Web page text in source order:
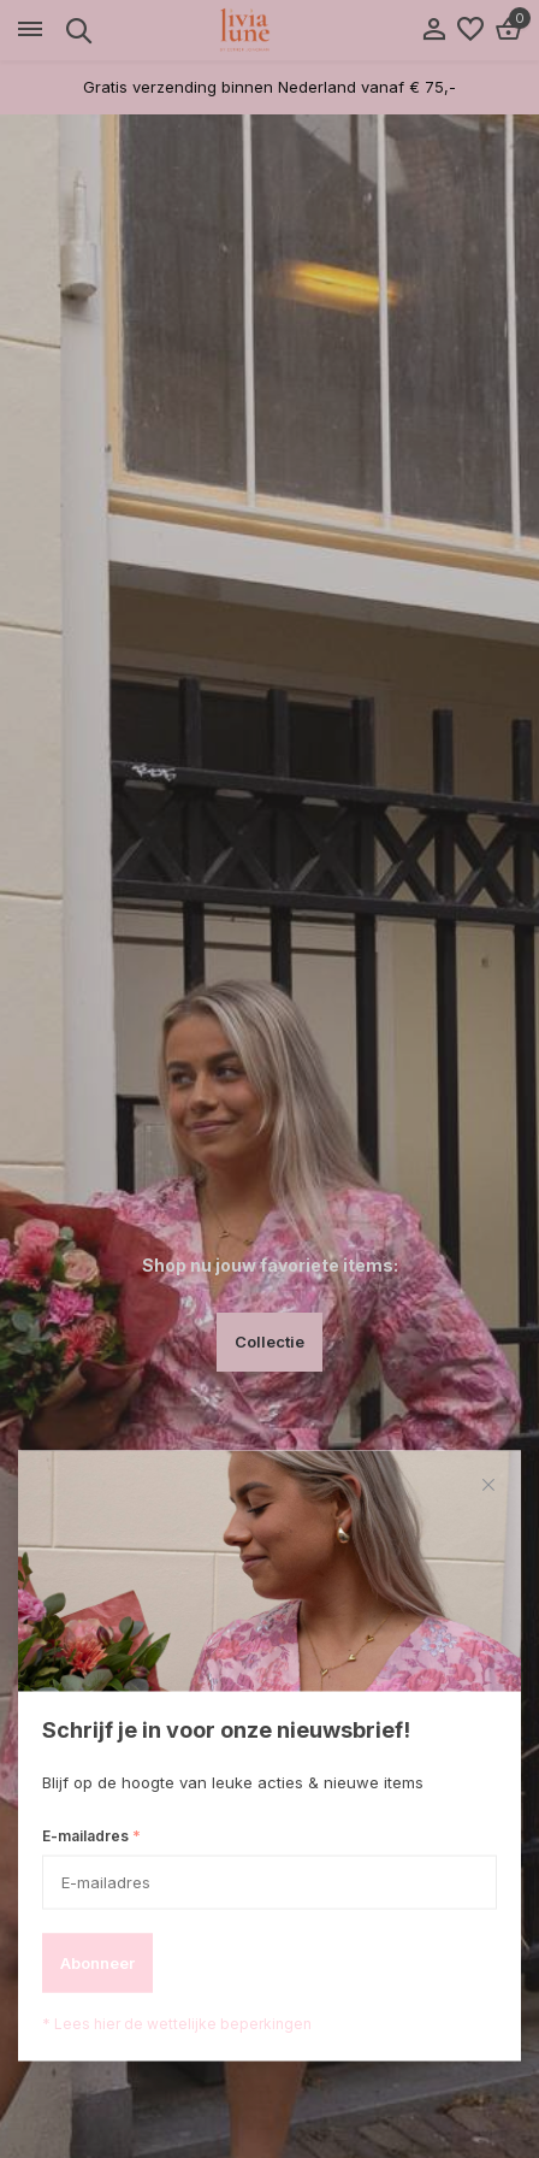
0
Gratis verzending binnen Nederland vanaf € 75,-
Shop nu jouw favoriete items:
Collectie
Schrijf je in voor onze nieuwsbrief!
Blijf op de hoogte van leuke acties & nieuwe items
E-mailadres *
Abonneer
* Lees hier de wettelijke beperkingen